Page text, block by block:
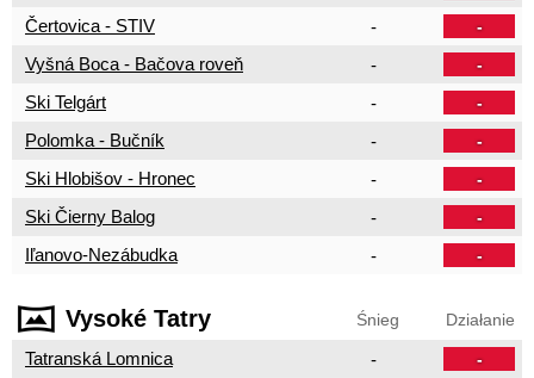
Čertovica - STIV - -
Vyšná Boca - Bačova roveň - -
Ski Telgárt - -
Polomka - Bučník - -
Ski Hlobišov - Hronec - -
Ski Čierny Balog - -
Iľanovo-Nezábudka - -
Vysoké Tatry Śnieg Działanie
Tatranská Lomnica - -